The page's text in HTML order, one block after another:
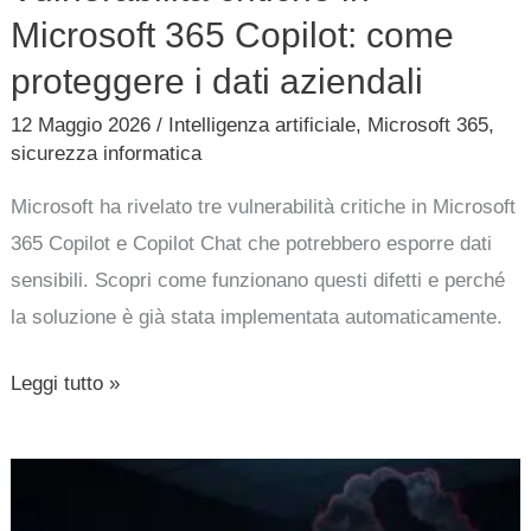
Microsoft 365 Copilot: come
proteggere i dati aziendali
12 Maggio 2026/ Intelligenza artificiale, Microsoft 365,
sicurezza informatica
Microsoft ha rivelato tre vulnerabilità critiche in Microsoft
365 Copilot e Copilot Chat che potrebbero esporre dati
sensibili. Scopri come funzionano questi difetti e perché
la soluzione è già stata implementata automaticamente.
Leggi tutto »